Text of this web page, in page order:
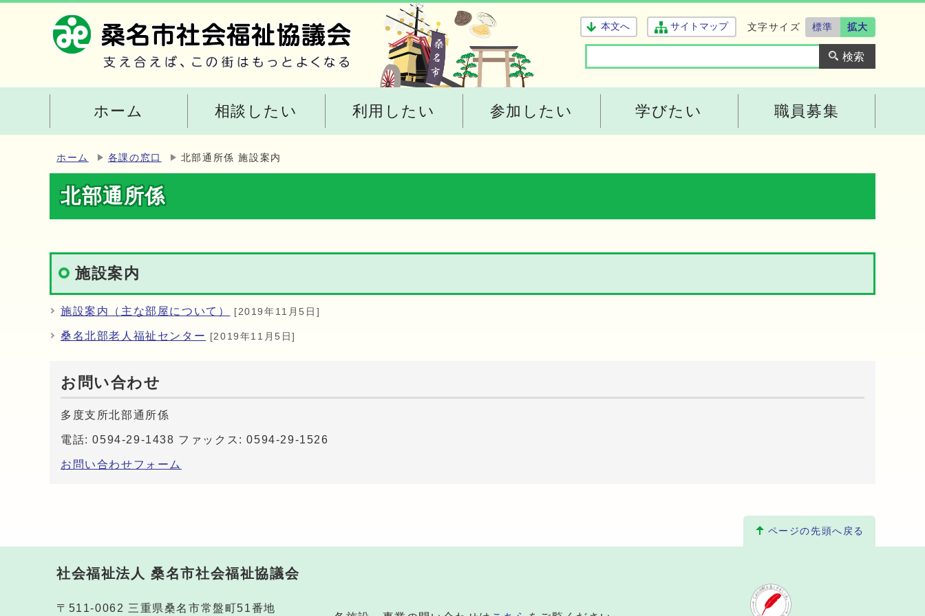
本文へ サイトマップ 文字サイズ 標準 拡大
ホーム 相談したい 利用したい 参加したい 学びたい 職員募集
ホーム 各課の窓口 北部通所係 施設案内
北部通所係
施設案内
施設案内（主な部屋について） [2019年11月5日]
桑名北部老人福祉センター [2019年11月5日]
お問い合わせ
多度支所北部通所係
電話: 0594-29-1438 ファックス: 0594-29-1526
お問い合わせフォーム
ページの先頭へ戻る
社会福祉法人 桑名市社会福祉協議会
〒511-0062 三重県桑名市常盤町51番地